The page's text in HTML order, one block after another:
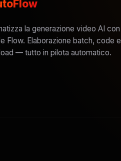
la generazione video AI con
Flow. Elaborazione batch, code e
— tutto in pilota automatico.